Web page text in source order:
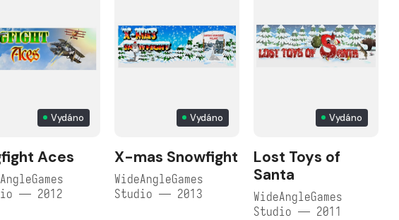
Vydáno
Aces
— 2012
Vydáno
X-mas Snowfight
WideAngleGames
Studio — 2013
Vydáno
Lost Toys of
Santa
WideAngleGames
Studio — 2011